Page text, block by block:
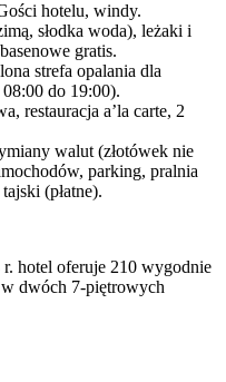
hotelu, windy.
słodka woda), leżaki i
gratis.
strefa opalania dla
do 19:00).
restauracja a’la carte, 2
walut (złotówek nie
parking, pralnia
(płatne).
hotel oferuje 210 wygodnie
dwóch 7-piętrowych